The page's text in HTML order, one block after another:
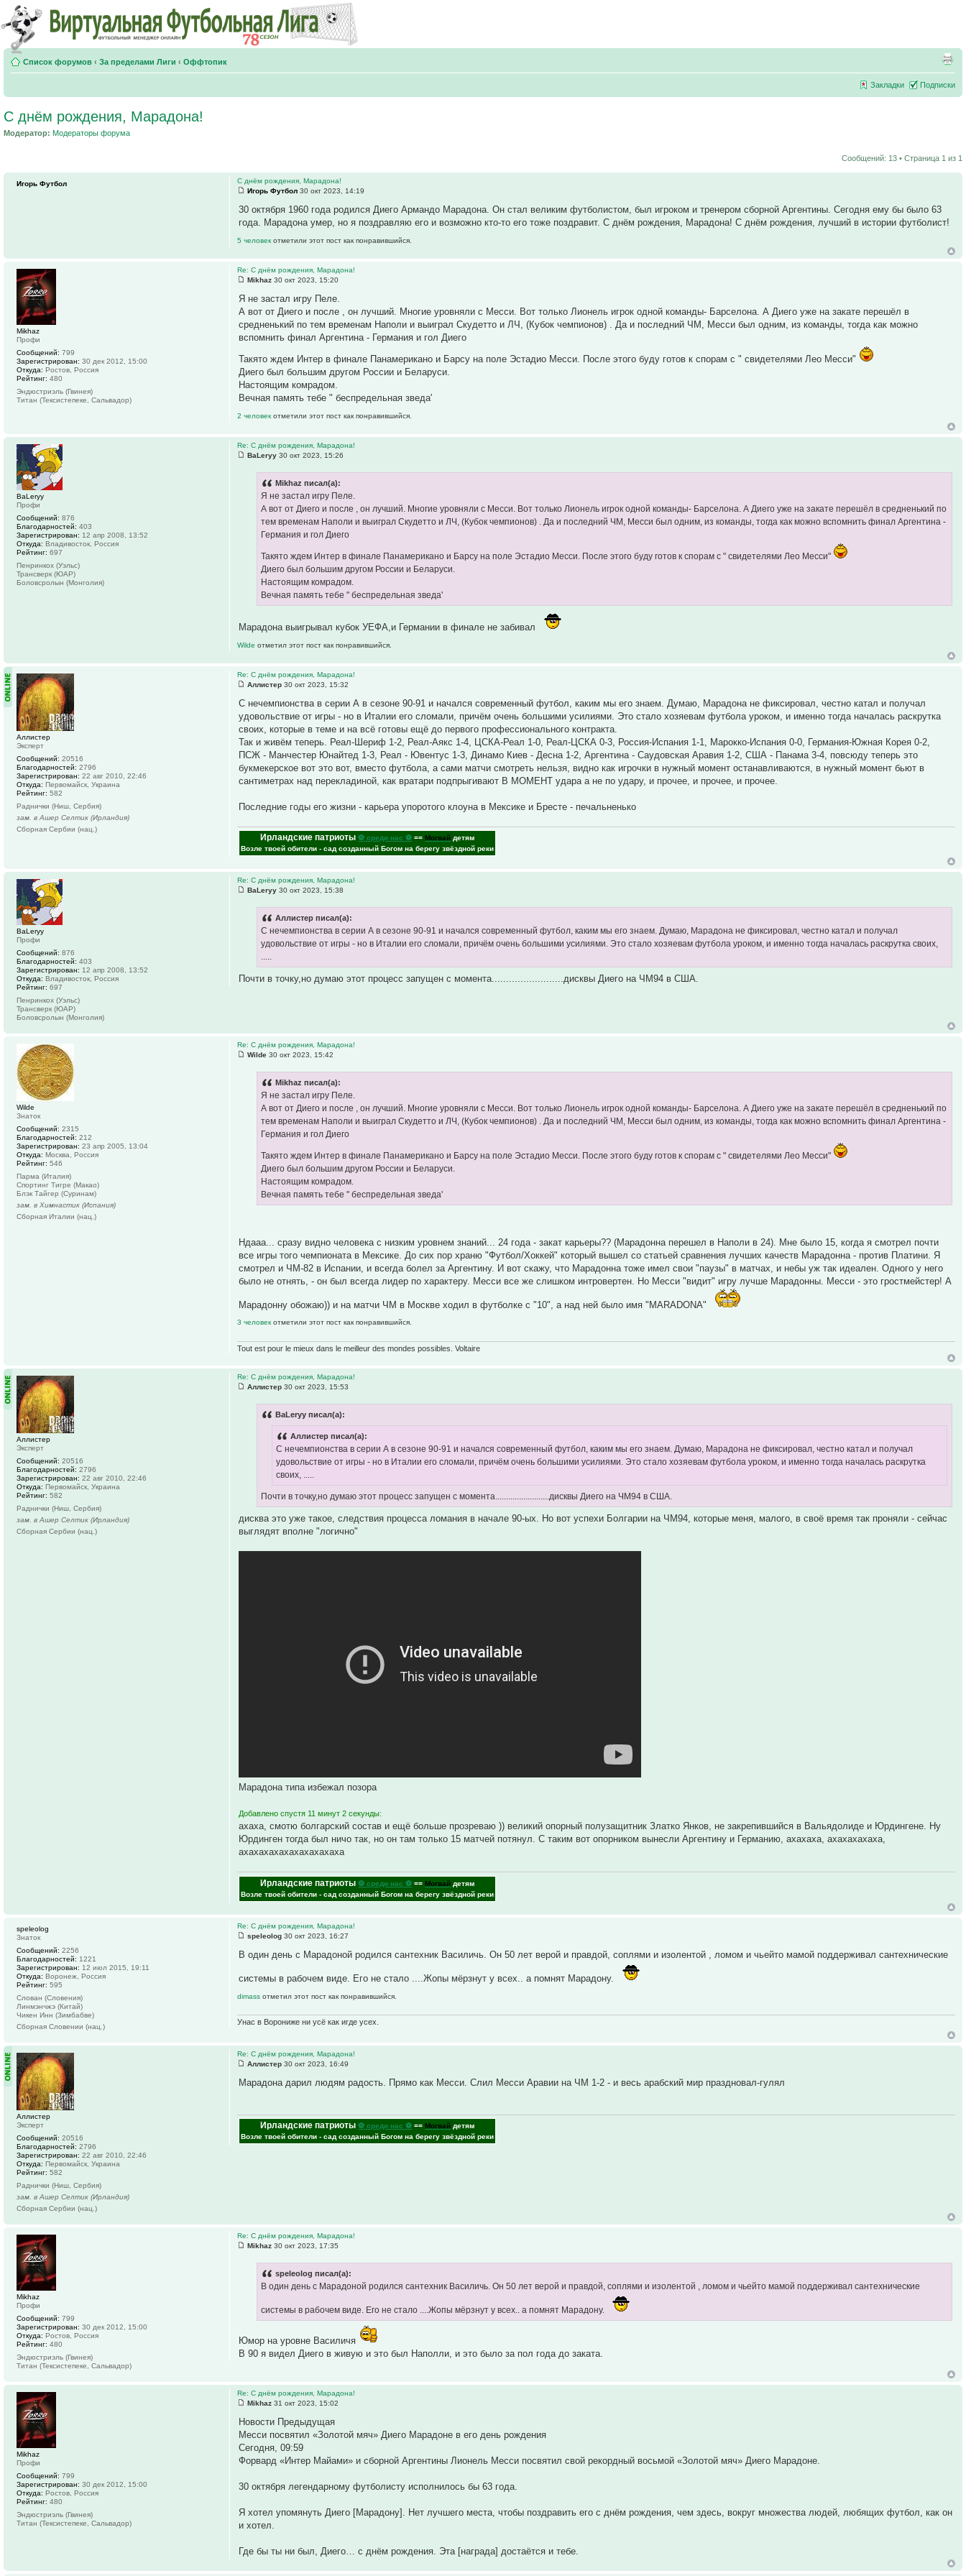
Список форумов ‹ За пределами Лиги ‹ Оффтопик
Закладки Подписки
С днём рождения, Марадона!
Модератор: Модераторы форума
Сообщений: 13 • Страница 1 из 1
С днём рождения, Марадона!
Игорь Футбол 30 окт 2023, 14:19
30 октября 1960 года родился Диего Армандо Марадона. Он стал великим футболистом, был игроком и тренером сборной Аргентины. Сегодня ему бы было 63
года. Марадона умер, но я поздравляю его и возможно кто-то его тоже поздравит. С днём рождения, Марадона! С днём рождения, лучший в истории футболист!
5 человекотметили этот пост как понравившийся.
Игорь Футбол
Re: С днём рождения, Марадона!
Mikhaz 30 окт 2023, 15:20
Я не застал игру Пеле.
А вот от Диего и после , он лучший. Многие уровняли с Месси. Вот только Лионель игрок одной команды- Барселона. А Диего уже на закате перешёл в
средненький по тем временам Наполи и выиграл Скудетто и ЛЧ, (Кубок чемпионов) . Да и последний ЧМ, Месси был одним, из команды, тогда как можно
вспомнить финал Аргентина - Германия и гол Диего
Такято ждем Интер в финале Панамерикано и Барсу на поле Эстадио Месси. После этого буду готов к спорам с " свидетелями Лео Месси"
Диего был большим другом России и Беларуси.
Настоящим комрадом.
Вечная память тебе " беспредельная зведа'
2 человекотметили этот пост как понравившийся.
Mikhaz
Профи
Сообщений: 799
Зарегистрирован: 30 дек 2012, 15:00
Откуда: Ростов, Россия
Рейтинг: 480
Эндюстриэль (Гвинея)
Титан (Тексистепеке, Сальвадор)
Re: С днём рождения, Марадона!
ВаLeryy 30 окт 2023, 15:26
Mikhaz писал(а):
Я не застал игру Пеле.
А вот от Диего и после , он лучший. Многие уровняли с Месси. Вот только Лионель игрок одной команды- Барселона. А Диего уже на закате перешёл в средненький по
тем временам Наполи и выиграл Скудетто и ЛЧ, (Кубок чемпионов) . Да и последний ЧМ, Месси был одним, из команды, тогда как можно вспомнить финал Аргентина -
Германия и гол Диего
Такято ждем Интер в финале Панамерикано и Барсу на поле Эстадио Месси. После этого буду готов к спорам с " свидетелями Лео Месси"
Диего был большим другом России и Беларуси.
Настоящим комрадом.
Вечная память тебе " беспредельная зведа'
Марадона выигрывал кубок УЕФА,и Германии в финале не забивал
Wildeотметил этот пост как понравившийся.
ВаLeryy
Профи
Сообщений: 876
Благодарностей: 403
Зарегистрирован: 12 апр 2008, 13:52
Откуда: Владивосток, Россия
Рейтинг: 697
Пенринкох (Уэльс)
Трансверк (ЮАР)
Боловсролын (Монголия)
Re: С днём рождения, Марадона!
Аллистер 30 окт 2023, 15:32
С нечемпионства в серии А в сезоне 90-91 и начался современный футбол, каким мы его знаем. Думаю, Марадона не фиксировал, честно катал и получал
удовольствие от игры - но в Италии его сломали, причём очень большими усилиями. Это стало хозяевам футбола уроком, и именно тогда началась раскрутка
своих, которые в теме и на всё готовы ещё до первого профессионального контракта.
Так и живём теперь. Реал-Шериф 1-2, Реал-Аякс 1-4, ЦСКА-Реал 1-0, Реал-ЦСКА 0-3, Россия-Испания 1-1, Марокко-Испания 0-0, Германия-Южная Корея 0-2,
ПСЖ - Манчестер Юнайтед 1-3, Реал - Ювентус 1-3, Динамо Киев - Десна 1-2, Аргентина - Саудовская Аравия 1-2, США - Панама 3-4, повсюду теперь это
букмекерское вот это вот, вместо футбола, а сами матчи смотреть нельзя, видно как игрочки в нужный момент останавливаются, в нужный момент бьют в
сантиметрах над перекладиной, как вратари подпрыгивают В МОМЕНТ удара а не по удару, и прочее, и прочее, и прочее.
Последние годы его жизни - карьера упоротого клоуна в Мексике и Бресте - печальненько
Ирландские патриоты ⚽ среди нас ⚽ ==Могвай детям
Возле твоей обители - сад созданный Богом на берегу звёздной реки
Аллистер
Эксперт
Сообщений: 20516
Благодарностей: 2796
Зарегистрирован: 22 авг 2010, 22:46
Откуда: Первомайск, Украина
Рейтинг: 582
Раднички (Ниш, Сербия)
зам. в Ашер Селтик (Ирландия)
Сборная Сербии (нац.)
Re: С днём рождения, Марадона!
ВаLeryy 30 окт 2023, 15:38
Аллистер писал(а):
С нечемпионства в серии А в сезоне 90-91 и начался современный футбол, каким мы его знаем. Думаю, Марадона не фиксировал, честно катал и получал
удовольствие от игры - но в Италии его сломали, причём очень большими усилиями. Это стало хозяевам футбола уроком, и именно тогда началась раскрутка своих,
.....
Почти в точку,но думаю этот процесс запущен с момента.........................дисквы Диего на ЧМ94 в США.
ВаLeryy
Профи
Сообщений: 876
Благодарностей: 403
Зарегистрирован: 12 апр 2008, 13:52
Откуда: Владивосток, Россия
Рейтинг: 697
Пенринкох (Уэльс)
Трансверк (ЮАР)
Боловсролын (Монголия)
Re: С днём рождения, Марадона!
Wilde 30 окт 2023, 15:42
Mikhaz писал(а):
Я не застал игру Пеле.
А вот от Диего и после , он лучший. Многие уровняли с Месси. Вот только Лионель игрок одной команды- Барселона. А Диего уже на закате перешёл в средненький по
тем временам Наполи и выиграл Скудетто и ЛЧ, (Кубок чемпионов) . Да и последний ЧМ, Месси был одним, из команды, тогда как можно вспомнить финал Аргентина -
Германия и гол Диего
Такято ждем Интер в финале Панамерикано и Барсу на поле Эстадио Месси. После этого буду готов к спорам с " свидетелями Лео Месси"
Диего был большим другом России и Беларуси.
Настоящим комрадом.
Вечная память тебе " беспредельная зведа'
Ндааа... сразу видно человека с низким уровнем знаний... 24 года - закат карьеры?? (Марадонна перешел в Наполи в 24). Мне было 15, когда я смотрел почти
все игры того чемпионата в Мексике. До сих пор храню "Футбол/Хоккей" который вышел со статьей сравнения лучших качеств Марадонна - против Платини. Я
смотрел и ЧМ-82 в Испании, и всегда болел за Аргентину. И вот скажу, что Марадонна тоже имел свои "паузы" в матчах, и небы уж так идеален. Одного у него
было не отнять, - он был всегда лидер по характеру. Месси все же слишком интровертен. Но Месси "видит" игру лучше Марадонны. Месси - это гростмейстер! А
Марадонну обожаю)) и на матчи ЧМ в Москве ходил в футболке с "10", а над ней было имя "MARADONA"
3 человекотметили этот пост как понравившийся.
Tout est pour le mieux dans le meilleur des mondes possibles. Voltaire
Wilde
Знаток
Сообщений: 2315
Благодарностей: 212
Зарегистрирован: 23 апр 2005, 13:04
Откуда: Москва, Россия
Рейтинг: 546
Парма (Италия)
Спортинг Тигре (Макао)
Блэк Тайгер (Суринам)
зам. в Химнастик (Испания)
Сборная Италии (нац.)
Re: С днём рождения, Марадона!
Аллистер 30 окт 2023, 15:53
ВаLeryy писал(а):
Аллистер писал(а):
С нечемпионства в серии А в сезоне 90-91 и начался современный футбол, каким мы его знаем. Думаю, Марадона не фиксировал, честно катал и получал
удовольствие от игры - но в Италии его сломали, причём очень большими усилиями. Это стало хозяевам футбола уроком, и именно тогда началась раскрутка
своих, .....
Почти в точку,но думаю этот процесс запущен с момента.........................дисквы Диего на ЧМ94 в США.
дисква это уже такое, следствия процесса ломания в начале 90-ых. Но вот успехи Болгарии на ЧМ94, которые меня, малого, в своё время так проняли - сейчас
выглядят вполне "логично"
Марадона типа избежал позора
Добавлено спустя 11 минут 2 секунды:
ахаха, смотю болгарский состав и ещё больше прозреваю )) великий опорный полузащитник Златко Янков, не закрепившийся в Вальядолиде и Юрдингене. Ну
Юрдинген тогда был ничо так, но он там только 15 матчей потянул. С таким вот опорником вынесли Аргентину и Германию, ахахаха, ахахахахаха,
ахахахахахахахахахаха
Ирландские патриоты ⚽ среди нас ⚽ ==Могвай детям
Возле твоей обители - сад созданный Богом на берегу звёздной реки
Аллистер
Эксперт
Сообщений: 20516
Благодарностей: 2796
Зарегистрирован: 22 авг 2010, 22:46
Откуда: Первомайск, Украина
Рейтинг: 582
Раднички (Ниш, Сербия)
зам. в Ашер Селтик (Ирландия)
Сборная Сербии (нац.)
Re: С днём рождения, Марадона!
speleolog 30 окт 2023, 16:27
В один день с Марадоной родился сантехник Василичь. Он 50 лет верой и правдой, соплями и изолентой , ломом и чьейто мамой поддерживал сантехнические
системы в рабочем виде. Его не стало ....Жопы мёрзнут у всех.. а помнят Марадону.
dimassотметил этот пост как понравившийся.
Унас в Ворониже ни усё как игде усех.
speleolog
Знаток
Сообщений: 2256
Благодарностей: 1221
Зарегистрирован: 12 июл 2015, 19:11
Откуда: Воронеж, Россия
Рейтинг: 595
Слован (Словения)
Линмэнчжэ (Китай)
Чикен Инн (Зимбабве)
Сборная Словении (нац.)
Re: С днём рождения, Марадона!
Аллистер 30 окт 2023, 16:49
Марадона дарил людям радость. Прямо как Месси. Слил Месси Аравии на ЧМ 1-2 - и весь арабский мир праздновал-гулял
Ирландские патриоты ⚽ среди нас ⚽ ==Могвай детям
Возле твоей обители - сад созданный Богом на берегу звёздной реки
Аллистер
Эксперт
Сообщений: 20516
Благодарностей: 2796
Зарегистрирован: 22 авг 2010, 22:46
Откуда: Первомайск, Украина
Рейтинг: 582
Раднички (Ниш, Сербия)
зам. в Ашер Селтик (Ирландия)
Сборная Сербии (нац.)
Re: С днём рождения, Марадона!
Mikhaz 30 окт 2023, 17:35
speleolog писал(а):
В один день с Марадоной родился сантехник Василичь. Он 50 лет верой и правдой, соплями и изолентой , ломом и чьейто мамой поддерживал сантехнические
системы в рабочем виде. Его не стало ....Жопы мёрзнут у всех.. а помнят Марадону.
Юмор на уровне Василичя
В 90 я видел Диего в живую и это был Наполли, и это было за пол года до заката.
Mikhaz
Профи
Сообщений: 799
Зарегистрирован: 30 дек 2012, 15:00
Откуда: Ростов, Россия
Рейтинг: 480
Эндюстриэль (Гвинея)
Титан (Тексистепеке, Сальвадор)
Re: С днём рождения, Марадона!
Mikhaz 31 окт 2023, 15:02
Новости Предыдущая
Месси посвятил «Золотой мяч» Диего Марадоне в его день рождения
Сегодня, 09:59
Форвард «Интер Майами» и сборной Аргентины Лионель Месси посвятил свой рекордный восьмой «Золотой мяч» Диего Марадоне.
30 октября легендарному футболисту исполнилось бы 63 года.
Я хотел упомянуть Диего [Марадону]. Нет лучшего места, чтобы поздравить его с днём рождения, чем здесь, вокруг множества людей, любящих футбол, как он
и хотел.
Где бы ты ни был, Диего… с днём рождения. Эта [награда] достаётся и тебе.
Mikhaz
Профи
Сообщений: 799
Зарегистрирован: 30 дек 2012, 15:00
Откуда: Ростов, Россия
Рейтинг: 480
Эндюстриэль (Гвинея)
Титан (Тексистепеке, Сальвадор)